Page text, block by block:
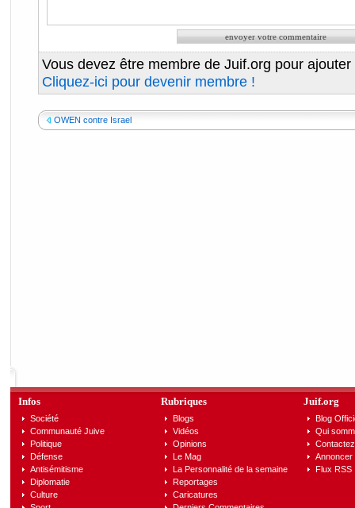
Vous devez être membre de Juif.org pour
Cliquez-ici pour devenir membre !
OWEN contre Israel
Infos
Société
Communauté Juive
Politique
Défense
Antisémitisme
Diplomatie
Culture
Rubriques
Blogs
Vidéos
Opinions
Le Mag
La Personnalité de la semaine
Reportages
Caricatures
Juif.org
Blog
Qui
Annoncer
Flux RSS